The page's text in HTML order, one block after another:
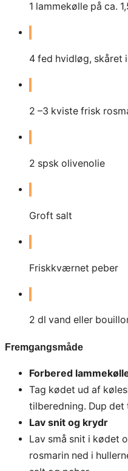
1 lammekølle på ca.
4 fed hvidløg, skåret
2 –3 kviste frisk
2 spsk olivenolie
Groft salt
Friskkværnet peber
2 dl vand eller
Fremgangsmåde
Forbered
Tag kødet ud af
tilberedning. Dup
Lav snit og krydr
Lav små snit i kødet
rosmarin ned i